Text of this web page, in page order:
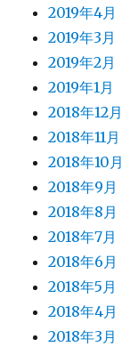
2019年4月
2019年3月
2019年2月
2019年1月
2018年12月
2018年11月
2018年10月
2018年9月
2018年8月
2018年7月
2018年6月
2018年5月
2018年4月
2018年3月